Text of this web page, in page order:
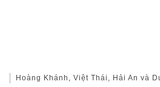
Hoàng Khánh, Việt Thái, Hải An và